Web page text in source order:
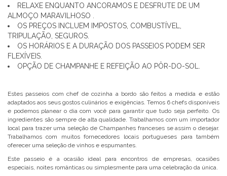
RELAXE ENQUANTO ANCORAMOS E DESFRUTE DE UM
ALMOÇO MARAVILHOSO .
OS PREÇOS INCLUEM IMPOSTOS, COMBUSTÍVEL,
TRIPULAÇÃO, SEGUROS.
OS HORÁRIOS E A DURAÇÃO DOS PASSEIOS PODEM SER
FLEXÍVEIS.
OPÇÃO DE CHAMPANHE E REFEIÇÃO AO PÔR-DO-SOL.
Estes passeios com chef de cozinha a bordo são feitos a medida e estão
adaptados aos seus gostos culinários e exigências. Temos 6 chefs disponíveis
e podemos planear o dia com você para garantir que tudo seja perfeito. Os
ingredientes são sempre de alta qualidade. Trabalhamos com um importador
local para trazer uma seleção de Champanhes franceses se assim o desejar.
Trabalhamos com muitos fornecedores locais portugueses para também
oferecer uma seleção de vinhos e espumantes.
Este passeio é a ocasião ideal para encontros de empresas, ocasiões
especiais, noites românticas ou simplesmente para uma celebração da única.